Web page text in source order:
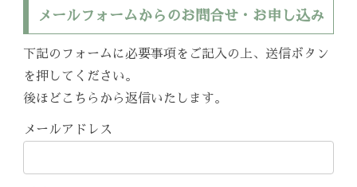
メールフォームからのお問合せ・お申し込み
下記のフォームに必要事項をご記入の上、送信ボタン
を押してください。
後ほどこちらから返信いたします。
メールアドレス